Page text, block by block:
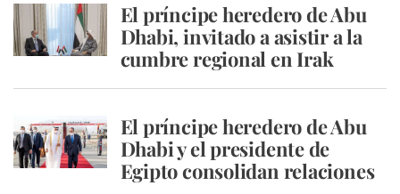
El príncipe heredero de Abu
Dhabi, invitado a asistir a la
cumbre regional en Irak
El príncipe heredero de Abu
Dhabi y el presidente de
Egipto consolidan relaciones